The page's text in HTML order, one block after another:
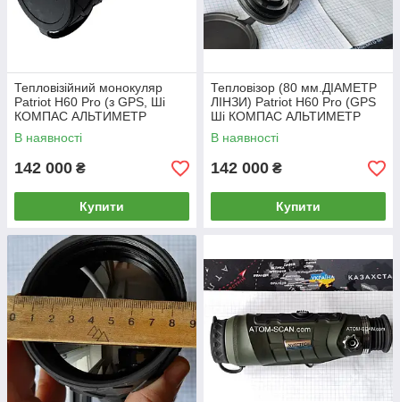
Тепловізійний монокуляр
Patriot H60 Pro (з GPS, Ші
КОМПАС АЛЬТИМЕТР
ВИСОТОМІР ДАЛЬНОМІР)
В наявності
142 000 ₴
Купити
Тепловізор (80 мм.ДІАМЕТР
ЛІНЗИ) Patriot H60 Pro (GPS
Ші КОМПАС АЛЬТИМЕТР
ВИСОТОМІР ДАЛЬНОМІР)
В наявності
142 000 ₴
Купити